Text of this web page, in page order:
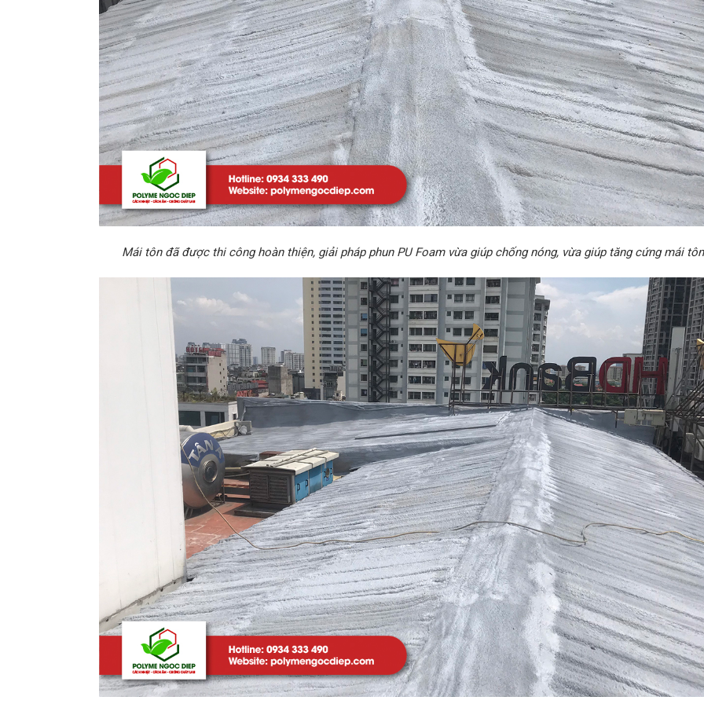
Mái tôn đã được thi công hoàn thiện, giải pháp phun PU Foam vừa giúp chống nóng, vừa giúp tăng cứng mái tôn